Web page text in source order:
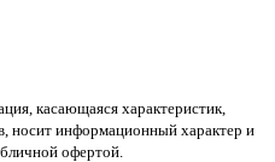
касающаяся характеристик,
носит информационный характер и
офертой.